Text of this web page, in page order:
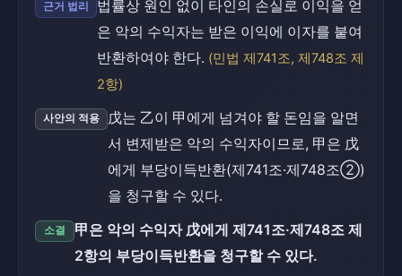
근거 법리
법률상 원인 없이 타인의 손실로 이익을 얻
은 악의 수익자는 받은 이익에 이자를 붙여
반환하여야 한다. (민법 제741조, 제748조 제
2항)
사안의 적용
戊는 乙이 甲에게 넘겨야 할 돈임을 알면
서 변제받은 악의 수익자이므로, 甲은 戊
에게 부당이득반환(제741조·제748조②)
을 청구할 수 있다.
소결
甲은 악의 수익자 戊에게 제741조·제748조 제
2항의 부당이득반환을 청구할 수 있다.